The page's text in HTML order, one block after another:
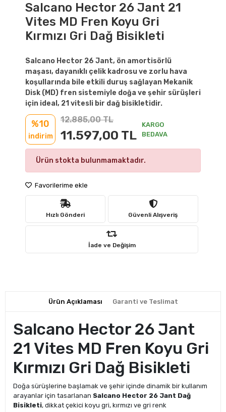
Salcano Hector 26 Jant 21
Vites MD Fren Koyu Gri
Kırmızı Gri Dağ Bisikleti
Salcano Hector 26 Jant, ön amortisörlü
maşası, dayanıklı çelik kadrosu ve zorlu hava
koşullarında bile etkili duruş sağlayan Mekanik
Disk (MD) fren sistemiyle doğa ve şehir sürüşleri
için ideal, 21 vitesli bir dağ bisikletidir.
%10
indirim
12.885,00 TL
11.597,00 TL
KARGO
BEDAVA
Ürün stokta bulunmamaktadır.
Favorilerime ekle
Hızlı Gönderi Güvenli Alışveriş
İade ve Değişim
Ürün Açıklaması Garanti ve Teslimat
Salcano Hector 26 Jant
21 Vites MD Fren Koyu Gri
Kırmızı Gri Dağ Bisikleti
Doğa sürüşlerine başlamak ve şehir içinde dinamik bir kullanım
arayanlar için tasarlanan Salcano Hector 26 Jant Dağ
Bisikleti, dikkat çekici koyu gri, kırmızı ve gri renk